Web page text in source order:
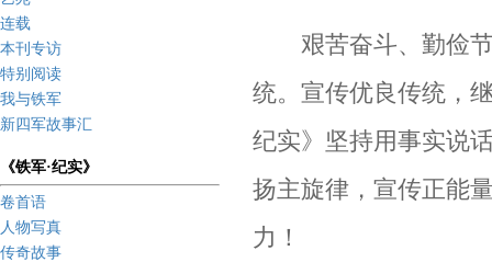
连载
本刊专访
特别阅读
我与铁军
新四军故事汇
《铁军·纪实》
卷首语
人物写真
传奇故事
艰苦奋斗、勤俭节
统。宣传优良传统，
纪实》坚持用事实说
扬主旋律，宣传正能
力！